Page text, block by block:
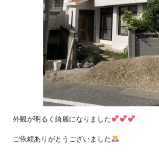
外観が明るく綺麗になりました
ご依頼ありがとうございました